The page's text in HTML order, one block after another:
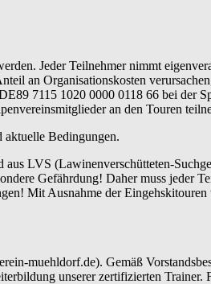
Jeder Teilnehmer nimmt
an Organisationskosten
7115 1020 0000 0118 66 bei der
an den Touren
aktuelle Bedingungen.
LVS (Lawinenverschütteten-
Gefährdung! Daher muss jeder
Mit Ausnahme der
muehldorf.de). Gemäß
unserer zertifizierten